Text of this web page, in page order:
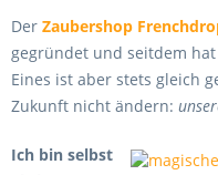
Der Zaubershop
gegründet und seitdem
Eines ist aber stets gleich
Zukunft nicht ändern:
Ich bin selbst